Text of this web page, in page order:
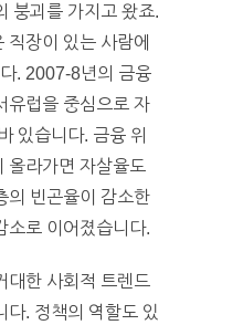
붕괴를 가지고 왔죠.
직장이 있는 사람에
. 2007-8년의 금융
유럽을 중심으로 자
있습니다. 금융 위
올라가면 자살율도
의 빈곤율이 감소한
소로 이어졌습니다.
대한 사회적 트렌드
다. 정책의 역할도 있